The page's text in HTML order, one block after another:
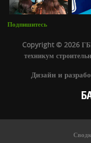
Подпишитесь
Copyright © 2026
техникум
Дизайн и